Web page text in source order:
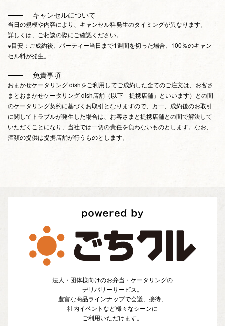
キャンセルについて
当日の規模や内容により、キャンセル料発生のタイミングが異なります。
詳しくは、ご相談の際にご確認ください。
※目安：ご成約後、パーティー当日まで1週間を切った場合、100％のキャン
セル料が発生。
免責事項
おまかせケータリング dishをご利用してご成約した全てのご注文は、お客さ
まとおまかせケータリング dish店舗（以下「提携店舗」といいます）との間
のケータリング契約に基づくお取引となりますので、万一、成約後のお取引
に関してトラブルが発生した場合は、お客さまと提携店舗との間で解決して
いただくことになり、当社では一切の責任を負わないものとします。なお、
酒類の提供は提携店舗が行うものとします。
法人・団体様向けのお弁当・ケータリングの
デリバリーサービス。
豊富な商品ラインナップで会議、接待、
社内イベントなど様々なシーンに
ご利用いただけます。